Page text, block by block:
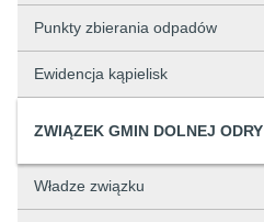
Punkty zbierania odpadów
Ewidencja kąpielisk
ZWIĄZEK GMIN DOLNEJ ODRY
Władze związku